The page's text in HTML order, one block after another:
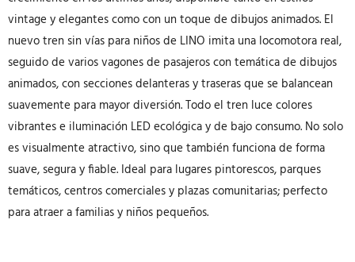
vintage y elegantes como con un toque de dibujos animados. El
nuevo tren sin vías para niños de LINO imita una locomotora real,
seguido de varios vagones de pasajeros con temática de dibujos
animados, con secciones delanteras y traseras que se balancean
suavemente para mayor diversión. Todo el tren luce colores
vibrantes e iluminación LED ecológica y de bajo consumo. No solo
es visualmente atractivo, sino que también funciona de forma
suave, segura y fiable. Ideal para lugares pintorescos, parques
temáticos, centros comerciales y plazas comunitarias; perfecto
para atraer a familias y niños pequeños.